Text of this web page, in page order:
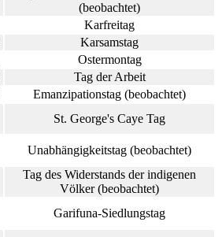
(beobachtet)
Karfreitag
Karsamstag
Ostermontag
Tag der Arbeit
Emanzipationstag (beobachtet)
St. George's Caye Tag
Unabhängigkeitstag (beobachtet)
Tag des Widerstands der indigenen
Völker (beobachtet)
Garifuna-Siedlungstag